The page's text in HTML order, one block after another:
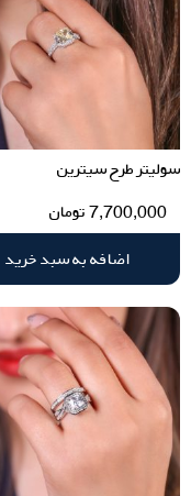
سولیتر طرح سیترین
7,700,000تومان
اضافه به سبد خرید